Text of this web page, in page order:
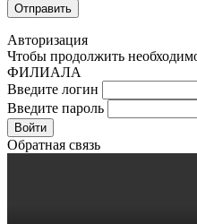
Авторизация
Чтобы продолжить
ФИЛИАЛА
Введите логин
Введите пароль
Войти
Обратная связь